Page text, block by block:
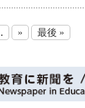
» 最後 »